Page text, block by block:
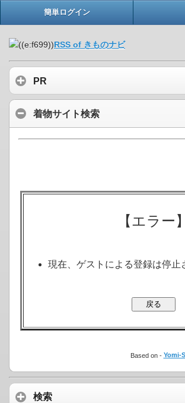
簡単ログイン
RSS of きものナビ
PR
着物サイト検索
【エラー】
現在、ゲストによる登録は停止
Based on - Yomi-
検索